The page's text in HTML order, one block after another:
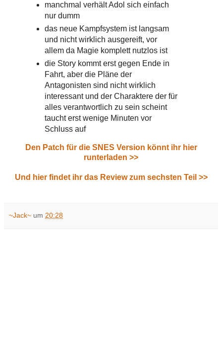
manchmal verhält Adol sich einfach
nur dumm
das neue Kampfsystem ist langsam
und nicht wirklich ausgereift, vor
allem da Magie komplett nutzlos ist
die Story kommt erst gegen Ende in
Fahrt, aber die Pläne der
Antagonisten sind nicht wirklich
interessant und der Charaktere der für
alles verantwortlich zu sein scheint
taucht erst wenige Minuten vor
Schluss auf
Den Patch für die SNES Version könnt ihr hier
runterladen >>
Und hier findet ihr das Review zum sechsten Teil >>
~Jack~ um 20:28